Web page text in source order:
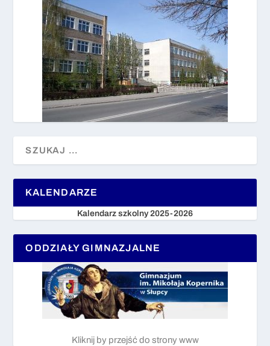
KALENDARZE
Kalendarz szkolny 2025-2026
ODDZIAŁY GIMNAZJALNE
Kliknij by przejść do strony www